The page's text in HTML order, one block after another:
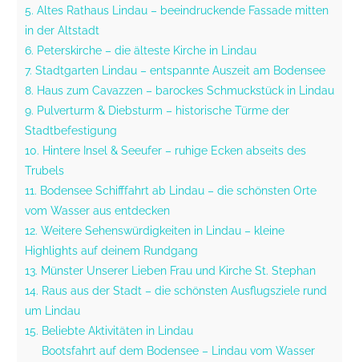
5. Altes Rathaus Lindau – beeindruckende Fassade mitten
in der Altstadt
6. Peterskirche – die älteste Kirche in Lindau
7. Stadtgarten Lindau – entspannte Auszeit am Bodensee
8. Haus zum Cavazzen – barockes Schmuckstück in Lindau
9. Pulverturm & Diebsturm – historische Türme der
Stadtbefestigung
10. Hintere Insel & Seeufer – ruhige Ecken abseits des
Trubels
11. Bodensee Schifffahrt ab Lindau – die schönsten Orte
vom Wasser aus entdecken
12. Weitere Sehenswürdigkeiten in Lindau – kleine
Highlights auf deinem Rundgang
13. Münster Unserer Lieben Frau und Kirche St. Stephan
14. Raus aus der Stadt – die schönsten Ausflugsziele rund
um Lindau
15. Beliebte Aktivitäten in Lindau
Bootsfahrt auf dem Bodensee – Lindau vom Wasser